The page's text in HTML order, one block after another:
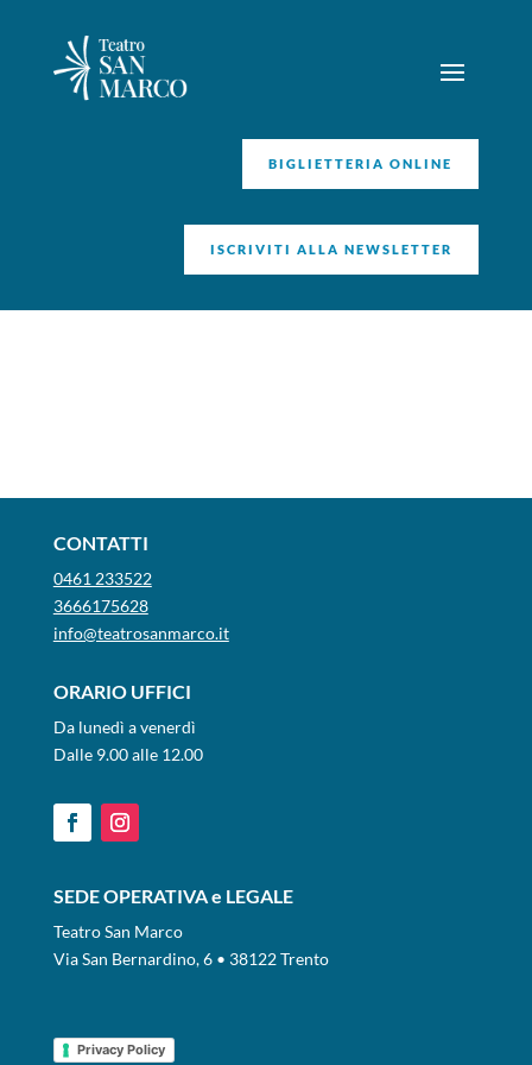
BIGLIETTERIA ONLINE
ISCRIVITI ALLA NEWSLETTER
CONTATTI
0461 233522
3666175628
info@teatrosanmarco.it
ORARIO UFFICI
Da lunedì a venerdì
Dalle 9.00 alle 12.00
SEDE OPERATIVA e LEGALE
Teatro San Marco
Via San Bernardino, 6 • 38122 Trento
Privacy Policy